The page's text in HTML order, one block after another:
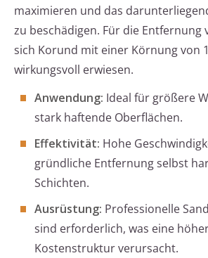
maximieren und das
zu beschädigen. Für die Entfernung
sich Korund mit einer Körnung von
wirkungsvoll erwiesen.
Anwendung: Ideal für größere
stark haftende Oberflächen.
Effektivität: Hohe
gründliche Entfernung selbst
Schichten.
Ausrüstung: Professionelle
sind erforderlich, was eine
Kostenstruktur verursacht.